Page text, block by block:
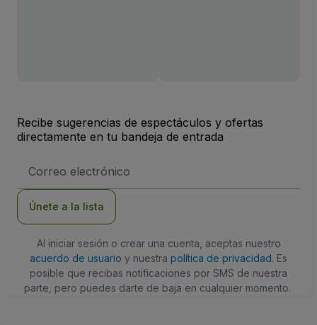
Recibe sugerencias de espectáculos y ofertas
directamente en tu bandeja de entrada
de
Únete a la lista
Al iniciar sesión o crear una cuenta, aceptas nuestro
acuerdo de usuario y nuestra política de privacidad. Es
posible que recibas notificaciones por SMS de nuestra
parte, pero puedes darte de baja en cualquier momento.